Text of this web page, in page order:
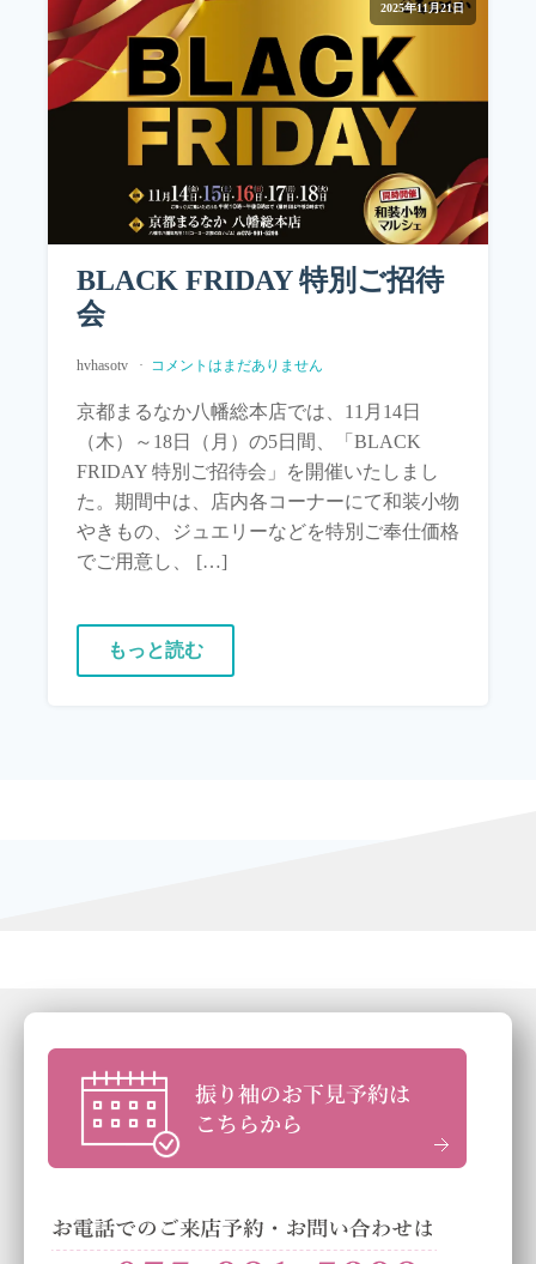
2025年11月21日
BLACK FRIDAY 特別ご招待
会
hvhasotv コメントはまだありません
京都まるなか八幡総本店では、11月14日
（木）～18日（月）の5日間、「BLACK
FRIDAY 特別ご招待会」を開催いたしまし
た。期間中は、店内各コーナーにて和装小物
やきもの、ジュエリーなどを特別ご奉仕価格
でご用意し、 […]
もっと読む